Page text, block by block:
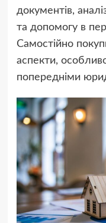
документів,
та допомогу в
Самостійно
аспекти,
попередніми